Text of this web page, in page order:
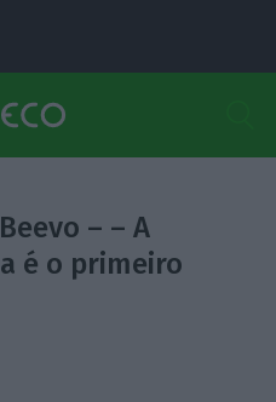
– – A
é o primeiro